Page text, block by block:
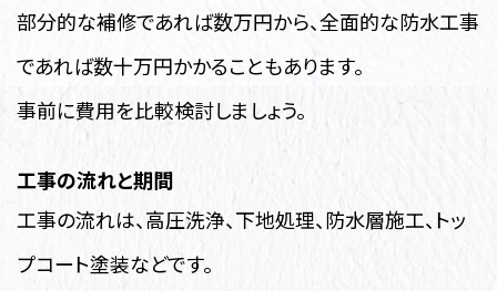
部分的な補修であれば数万円から、全面的な防水工事
であれば数十万円かかることもあります。
事前に費用を比較検討しましょう。
工事の流れと期間
工事の流れは、高圧洗浄、下地処理、防水層施工、トッ
プコート塗装などです。